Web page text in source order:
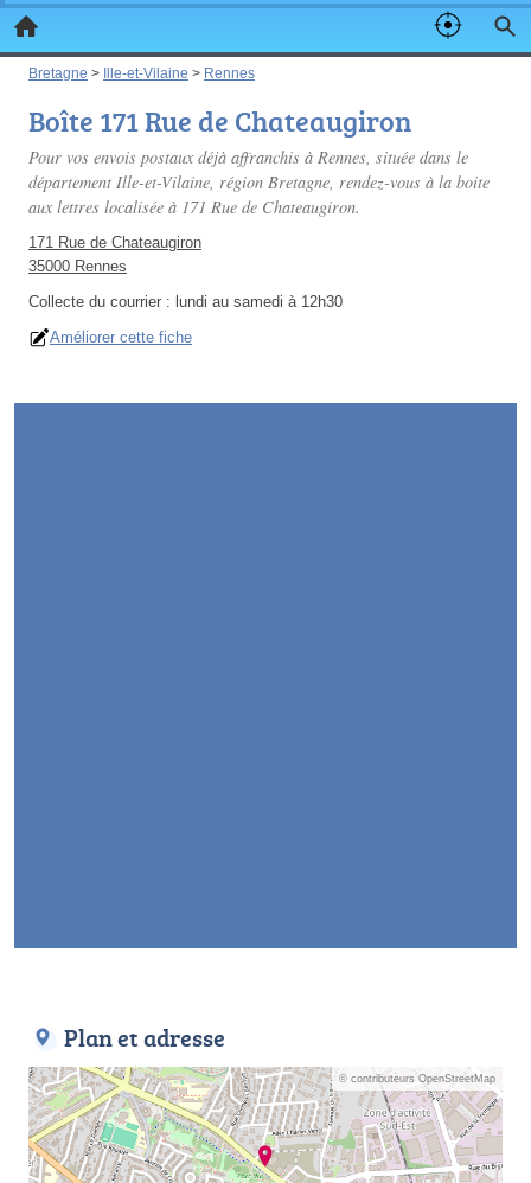
Bretagne > Ille-et-Vilaine > Rennes
Boîte 171 Rue de Chateaugiron
Pour vos envois postaux déjà affranchis à Rennes, située dans le
département Ille-et-Vilaine, région Bretagne, rendez-vous à la boite
aux lettres localisée à 171 Rue de Chateaugiron.
171 Rue de Chateaugiron
35000 Rennes
Collecte du courrier : lundi au samedi à 12h30
Améliorer cette fiche
Plan et adresse
© contributeurs OpenStreetMap